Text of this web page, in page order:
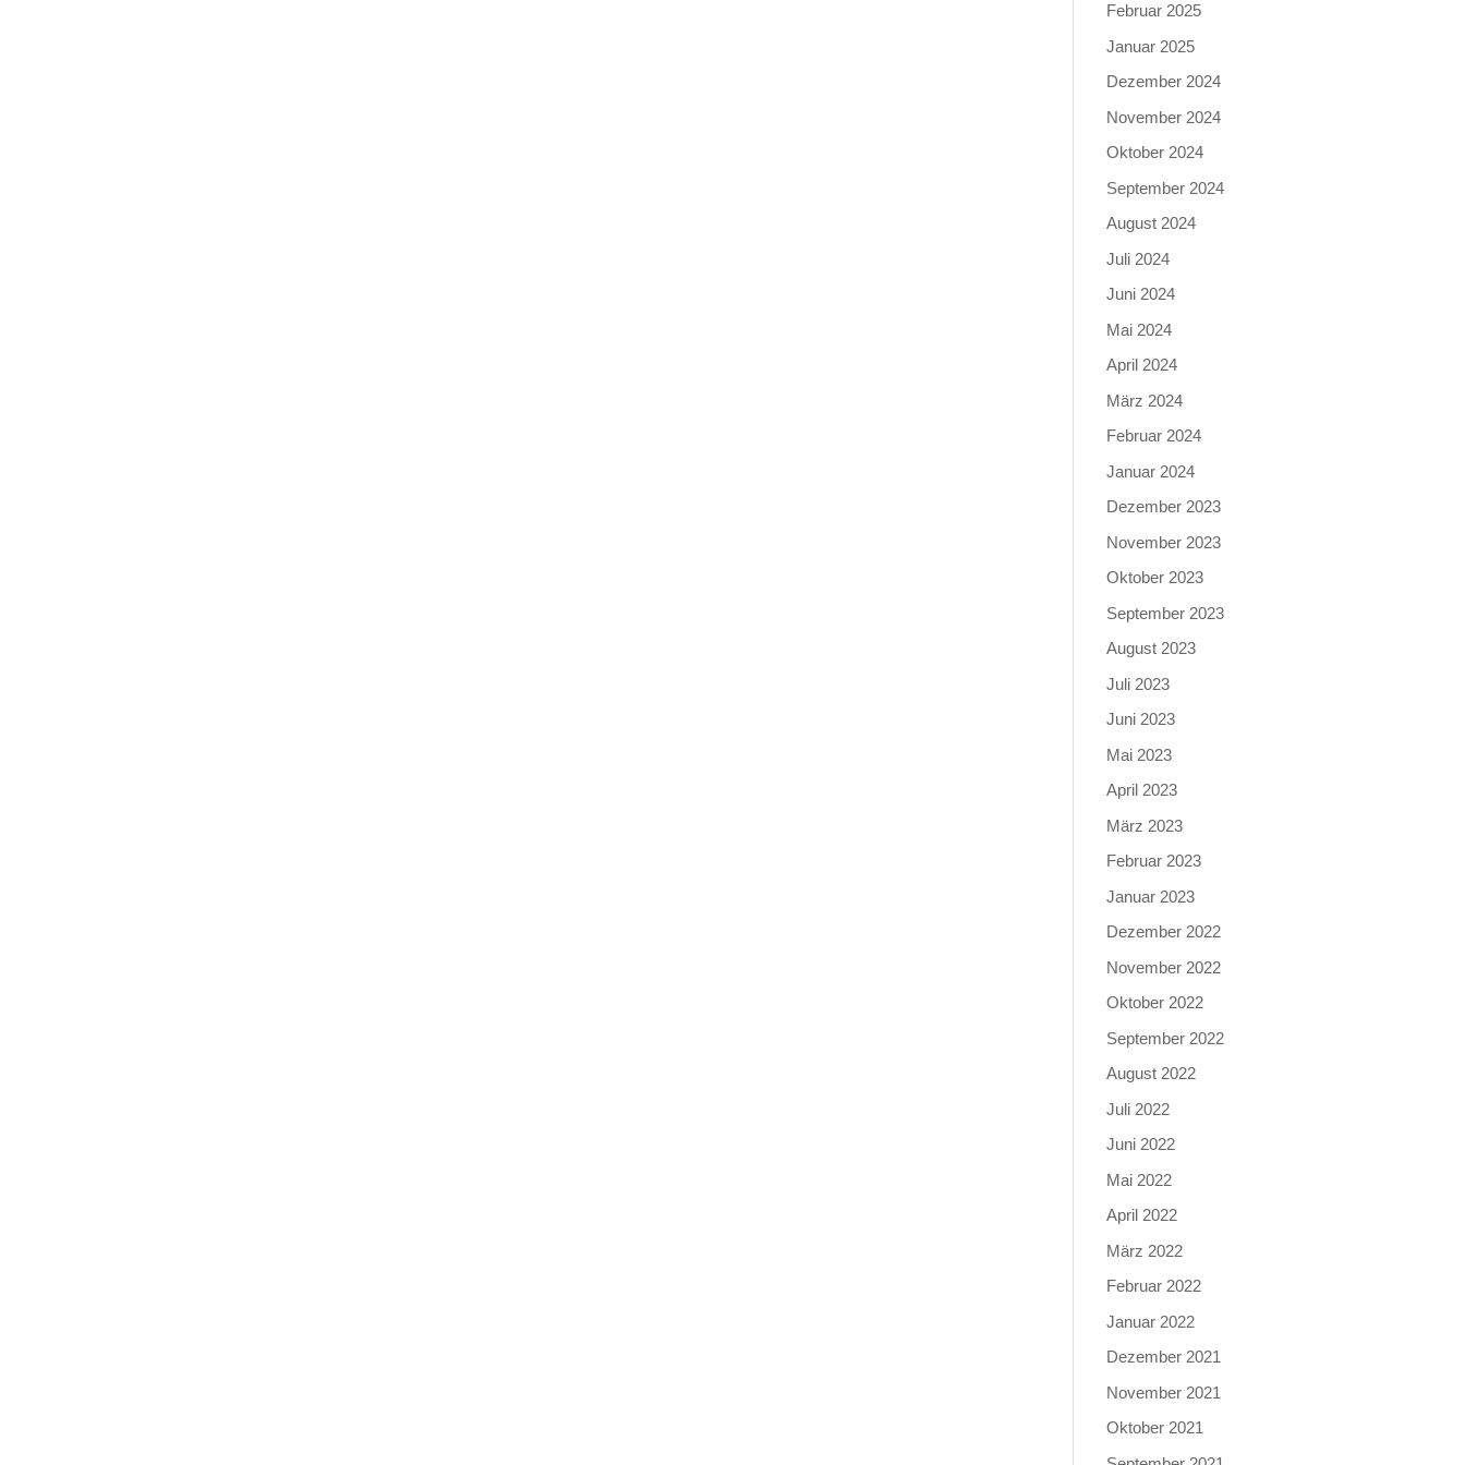
Februar 2025
Januar 2025
Dezember 2024
November 2024
Oktober 2024
September 2024
August 2024
Juli 2024
Juni 2024
Mai 2024
April 2024
März 2024
Februar 2024
Januar 2024
Dezember 2023
November 2023
Oktober 2023
September 2023
August 2023
Juli 2023
Juni 2023
Mai 2023
April 2023
März 2023
Februar 2023
Januar 2023
Dezember 2022
November 2022
Oktober 2022
September 2022
August 2022
Juli 2022
Juni 2022
Mai 2022
April 2022
März 2022
Februar 2022
Januar 2022
Dezember 2021
November 2021
Oktober 2021